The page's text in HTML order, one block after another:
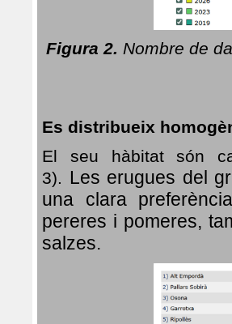
Figura 2. Nombre de
Es distribueix
El seu hàbitat són
3). Les erugues del
una clara
pereres i pomeres,
salzes.